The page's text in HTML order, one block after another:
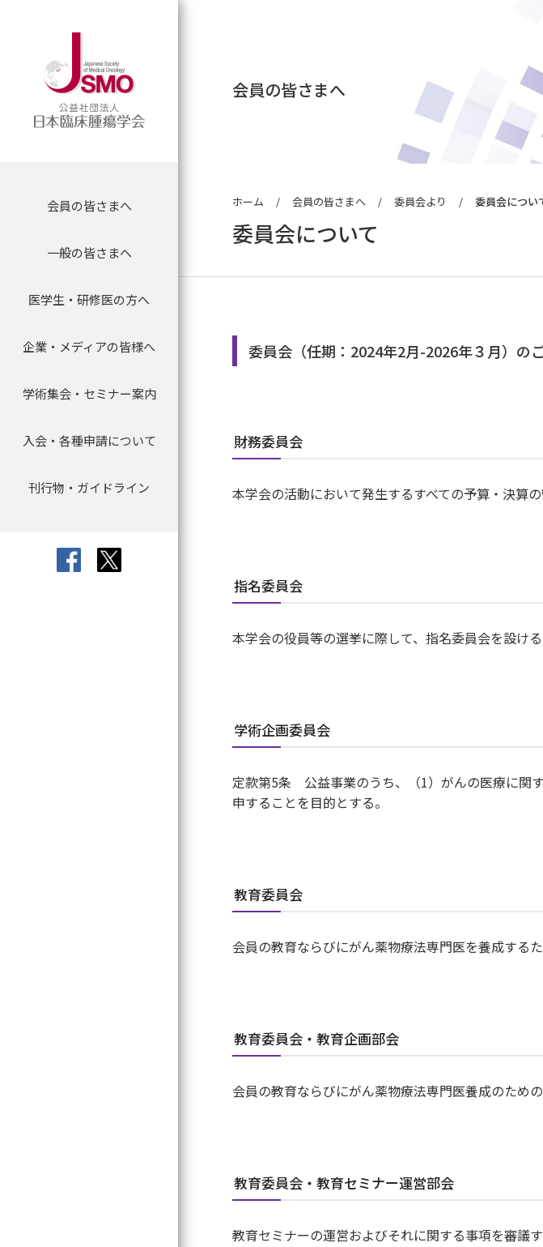
会員の皆さまへ
一般の皆さまへ
医学生・研修医の方へ
企業・メディアの皆様へ
学術集会・セミナー案内
入会・各種申請について
刊行物・ガイドライン
会員の皆さまへ
学会について
認定制度
会員の方へ
委員会より
がん薬物専門医について
専門医名簿
一般の方向け 医療情報
寄附のお願い
医学生・研修医のための
プレスリリース
取材について
寄附について
刊行物等の転載許諾申請
学術集会
教育セミナー（e-learning）
セミナー等
入会・各種申請について
退会・休会について
理事長挨拶
組織
定款・規程
宣言・見解
個人情報保護方針
刊行物・ガイドライン
寄附のお願い
情報公開
事務局
リンク集
専門医制度に関するお知らせ
専門医資格更新手続について
指導医資格更新手続について
認定研修施設の新規・
専門医像について
専門医資格認定試験
マイページログイン
オンラインジャーナル
アワード
理事長レター
委員会について
会員の皆さまへ
ホーム 会員の皆さまへ 委員会より 委員会につい
委員会について
委員会（任期：2024年2月-2026年３月）の
財務委員会
本学会の活動において発生するすべての予算・決算の
指名委員会
本学会の役員等の選挙に際して、指名委員会を設ける
学術企画委員会
定款第5条 公益事業のうち、（1）がんの医療に関
申することを目的とする。
教育委員会
会員の教育ならびにがん薬物療法専門医を養成する
教育委員会・教育企画部会
会員の教育ならびにがん薬物療法専門医養成のため
教育委員会・教育セミナー運営部会
教育セミナーの運営およびそれに関する事項を審議す